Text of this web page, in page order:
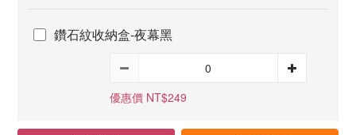
鑽石紋收納盒-夜幕黑
優惠價 NT$249